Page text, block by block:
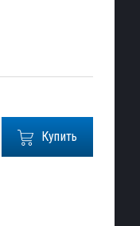
Купить